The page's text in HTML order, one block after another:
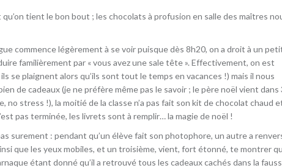
tient le bon bout ; les chocolats à profusion en salle des maîtres
commence légèrement à se voir puisque dès 8h20, on a droit à un
familièrement par « vous avez une sale tête ». Effectivement, on est
se plaignent alors qu’ils sont tout le temps en vacances !) mais il nous
de cadeaux (je ne préfère même pas le savoir ; le père noël vient dans
no stress !), la moitié de la classe n’a pas fait son kit de chocolat chaud
pas terminée, les livrets sont à remplir… la magie de noël !
surement : pendant qu’un élève fait son photophore, un autre a
que les yeux mobiles, et un troisième, vient, fort étonné, te montrer
étant donné qu’il a retrouvé tous les cadeaux cachés dans la